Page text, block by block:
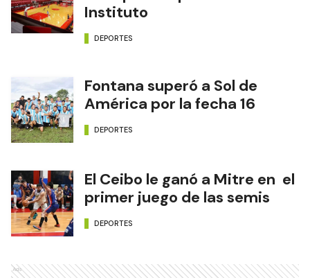
Instituto
DEPORTES
Fontana superó a Sol de
América por la fecha 16
DEPORTES
El Ceibo le ganó a Mitre en el
primer juego de las semis
DEPORTES
Ads